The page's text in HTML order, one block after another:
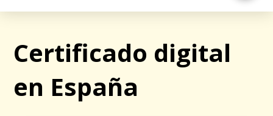
Certificado digital
en España